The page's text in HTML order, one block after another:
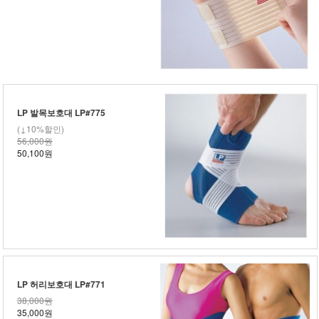
LP 발목보호대 LP#775
(↓10%할인)
56,000원
50,100원
LP 허리보호대 LP#771
38,000원
35,000원